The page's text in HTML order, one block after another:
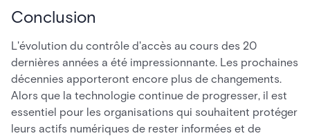
Conclusion
L'évolution du contrôle d'accès au cours des 20
dernières années a été impressionnante. Les prochaines
décennies apporteront encore plus de changements.
Alors que la technologie continue de progresser, il est
essentiel pour les organisations qui souhaitent protéger
leurs actifs numériques de rester informées et de